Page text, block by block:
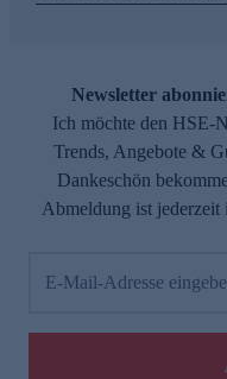
Newsletter
Ich möchte den HSE-
Trends, Angebote &
Dankeschön
Abmeldung ist
E-Mail-Adresse